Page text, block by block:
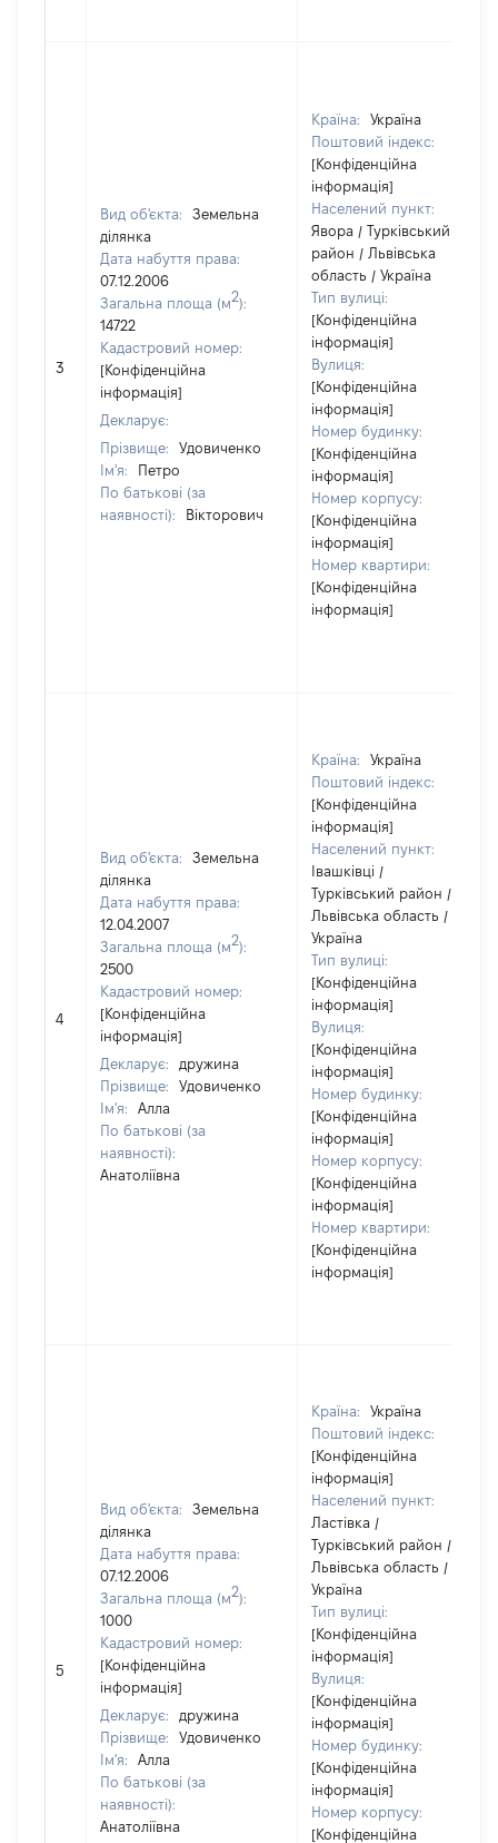
3
Вид об'єкта:
Земельна
ділянка
Дата набуття права:
07.12.2006
Загальна площа (м2):
14722
Кадастровий номер:
[Конфіденційна
інформація]
Декларує:
Прізвище:
Удовиченко
Ім'я:
Петро
По батькові (за
наявності):
Вікторович
Країна:
Україна
Поштовий індекс:
[Конфіденційна
інформація]
Населений пункт:
Явора / Турківський
район / Львівська
область / Україна
Тип вулиці:
[Конфіденційна
інформація]
Вулиця:
[Конфіденційна
інформація]
Номер будинку:
[Конфіденційна
інформація]
Номер корпусу:
[Конфіденційна
інформація]
Номер квартири:
[Конфіденційна
інформація]
4
Вид об'єкта:
Земельна
ділянка
Дата набуття права:
12.04.2007
Загальна площа (м2):
2500
Кадастровий номер:
[Конфіденційна
інформація]
Декларує:
дружина
Прізвище:
Удовиченко
Ім'я:
Алла
По батькові (за
наявності):
Анатоліївна
Країна:
Україна
Поштовий індекс:
[Конфіденційна
інформація]
Населений пункт:
Івашківці /
Турківський район /
Львівська область /
Україна
Тип вулиці:
[Конфіденційна
інформація]
Вулиця:
[Конфіденційна
інформація]
Номер будинку:
[Конфіденційна
інформація]
Номер корпусу:
[Конфіденційна
інформація]
Номер квартири:
[Конфіденційна
інформація]
5
Вид об'єкта:
Земельна
ділянка
Дата набуття права:
07.12.2006
Загальна площа (м2):
1000
Кадастровий номер:
[Конфіденційна
інформація]
Декларує:
дружина
Прізвище:
Удовиченко
Ім'я:
Алла
По батькові (за
наявності):
Анатоліївна
Країна:
Україна
Поштовий індекс:
[Конфіденційна
інформація]
Населений пункт:
Ластівка /
Турківський район /
Львівська область /
Україна
Тип вулиці:
[Конфіденційна
інформація]
Вулиця:
[Конфіденційна
інформація]
Номер будинку:
[Конфіденційна
інформація]
Номер корпусу:
[Конфіденційна